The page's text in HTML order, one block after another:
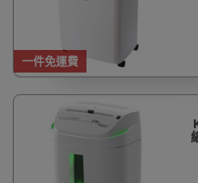
一件免運費